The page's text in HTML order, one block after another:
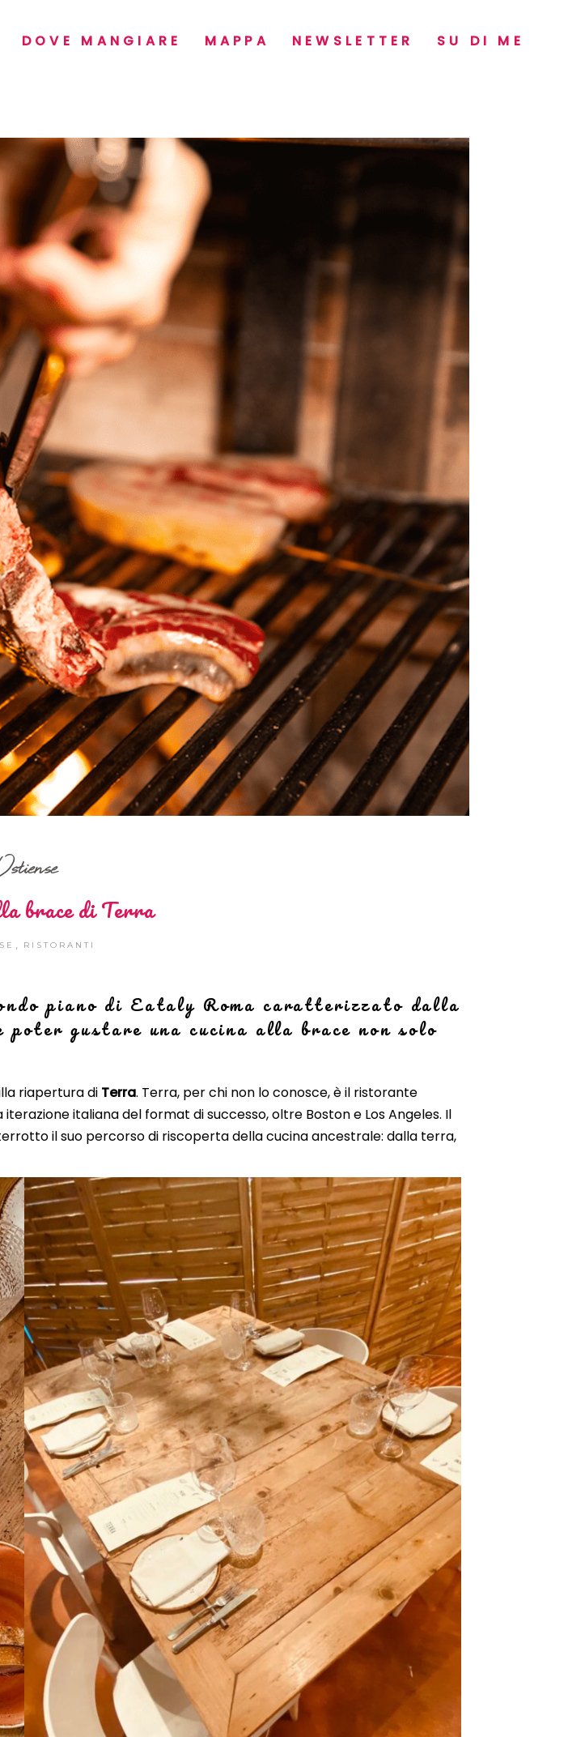
DOVE MANGIARE MAPPA NEWSLETTER SU DI ME
brace di Terra
RISTORANTI
piano di Eataly Roma caratterizzato dalla
gustare una cucina alla brace non solo
riapertura di Terra. Terra, per chi non lo conosce, è il ristorante
iterazione italiana del format di successo, oltre Boston e Los Angeles. Il
il suo percorso di riscoperta della cucina ancestrale: dalla terra,